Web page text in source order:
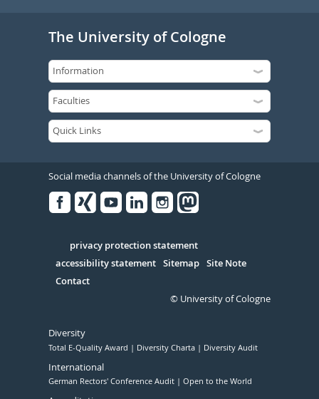
The University of Cologne
Social media channels of the University of Cologne
Serivce
privacy protection statement
accessibility statement Sitemap Site Note
Contact
© University of Cologne
Diversity
Total E-Quality Award Diversity Charta Diversity Audit
International
German Rectors' Conference Audit Open to the World